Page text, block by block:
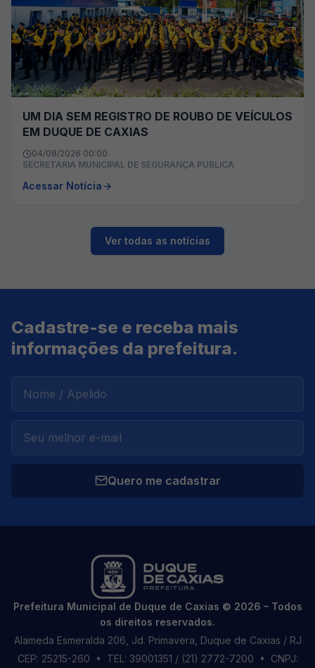
UM DIA SEM REGISTRO DE ROUBO DE VEÍCULOS
EM DUQUE DE CAXIAS
04/08/2026 00:00
SECRETARIA MUNICIPAL DE SEGURANÇA PÚBLICA
Acessar Notícia
Ver todas as notícias
Cadastre-se e receba mais
informações da prefeitura.
Quero me cadastrar
Prefeitura Municipal de Duque de Caxias © 2026 – Todos
os direitos reservados.
Alameda Esmeralda 206, Jd. Primavera, Duque de Caxias / RJ
CEP: 25215-260 • TEL: 39001351 / (21) 2772-7200 • CNPJ: